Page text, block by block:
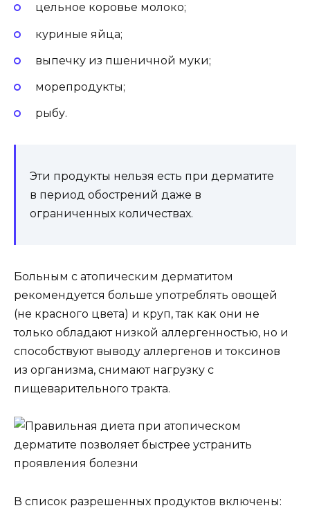
цельное коровье молоко;
куриные яйца;
выпечку из пшеничной муки;
морепродукты;
рыбу.
Эти продукты нельзя есть при дерматите
в период обострений даже в
ограниченных количествах.
Больным с атопическим дерматитом
рекомендуется больше употреблять овощей
(не красного цвета) и круп, так как они не
только обладают низкой аллергенностью, но и
способствуют выводу аллергенов и токсинов
из организма, снимают нагрузку с
пищеварительного тракта.
В список разрешенных продуктов включены: